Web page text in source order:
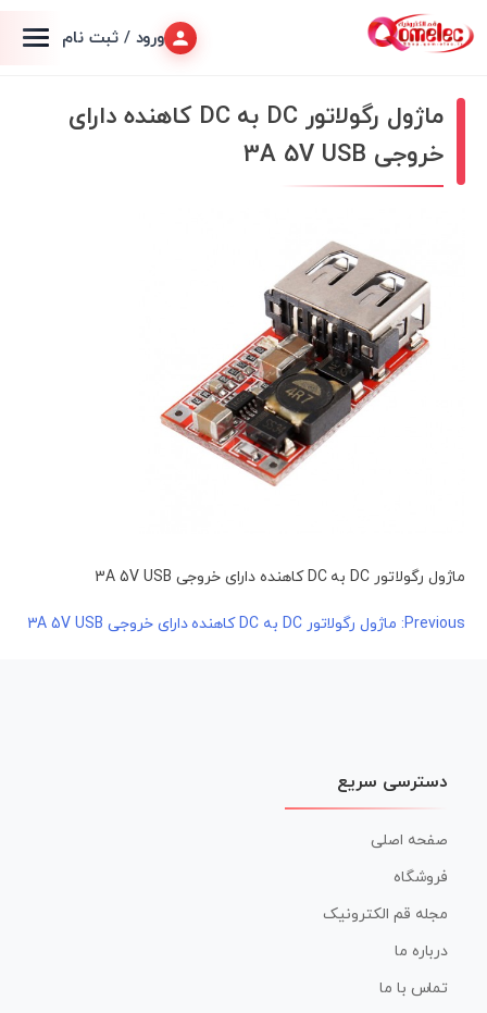
ورود / ثبت نام
ماژول رگولاتور DC به DC کاهنده دارای
خروجی 3A 5V USB
ماژول رگولاتور DC به DC کاهنده دارای خروجی 3A 5V USB
راهبری
Previous: ماژول رگولاتور DC به DC کاهنده دارای خروجی 3A 5V USB
دسترسی سریع
صفحه اصلی
فروشگاه
مجله قم الکترونیک
درباره ما
تماس با ما